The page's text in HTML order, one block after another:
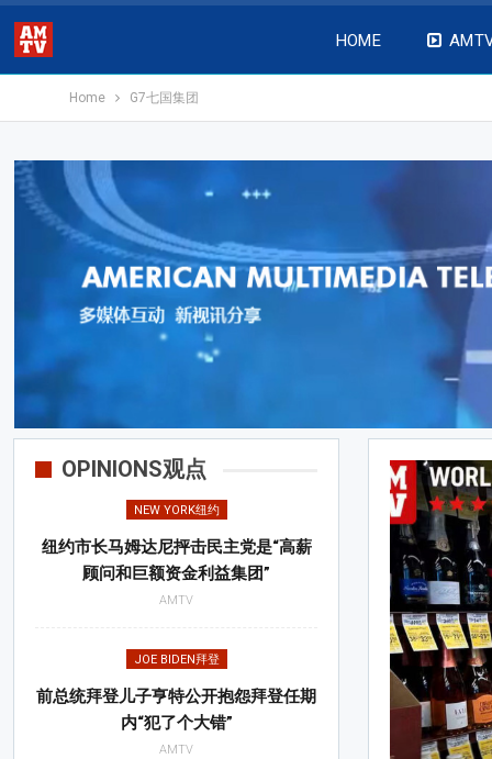
HOME
Home G7七国集团
OPINIONS观点
NEW YORK纽约
纽约市长马姆达尼抨击民主党是“高薪
顾问和巨额资金利益集团”
AMTV
JOE BIDEN拜登
前总统拜登儿子亨特公开抱怨拜登任期
内“犯了个大错”
AMTV